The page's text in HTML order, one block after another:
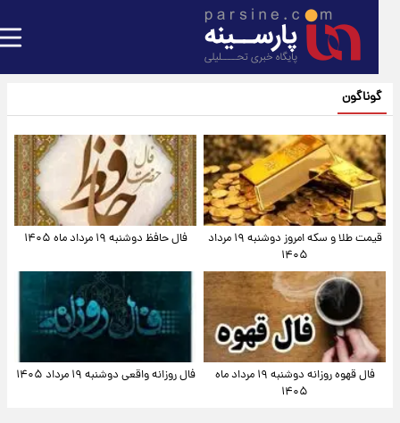
گوناگون
قیمت طلا و سکه امروز دوشنبه ۱۹ مرداد
۱۴۰۵
فال حافظ دوشنبه ۱۹ مرداد ماه ۱۴۰۵
فال قهوه روزانه دوشنبه ۱۹ مرداد ماه
۱۴۰۵
فال روزانه واقعی دوشنبه ۱۹ مرداد ۱۴۰۵